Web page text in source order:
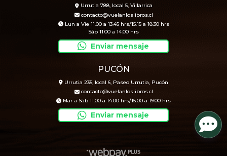
Urrutia 788, local 5, Villarrica
contacto@vuelanloslibros.cl
Lun a Vie 11.00 a 13.45 hrs/15.15 a 18.30 hrs
Sáb 11.00 a 14.00 hrs
Enviar mensaje
PUCÓN
Urrutia 235, local 6, Paseo Urrutia, Pucón
contacto@vuelanloslibros.cl
Mar a Sáb 11.00 a 14.00 hrs/15.00 a 19.00 hrs
Enviar mensaje